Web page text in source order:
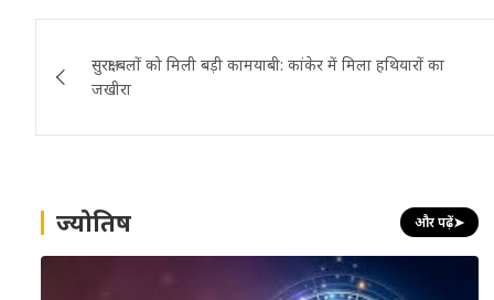
navigation
सुरक्षा बलों को मिली बड़ी कामयाबी: कांकेर में मिला हथियारों का
जखीरा
ज्योतिष और पढ़ें➤